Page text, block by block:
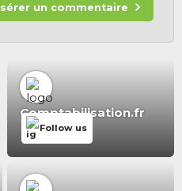
un commentaire
Comptabilisation.fr
Follow us